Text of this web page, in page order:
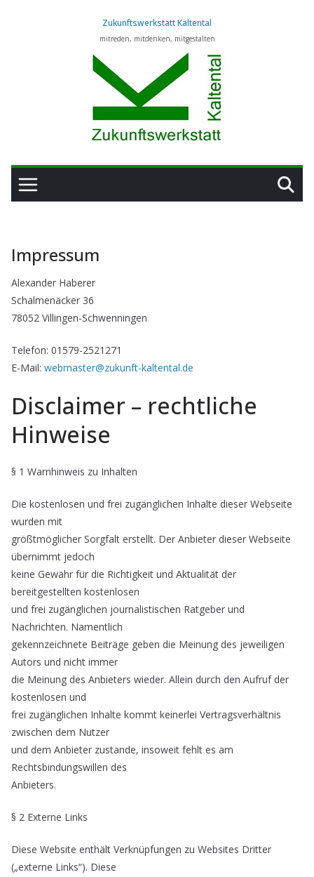
Zukunftswerkstatt Kaltental
mitreden, mitdenken, mitgestalten
Impressum
Alexander Haberer
Schalmenäcker 36
78052 Villingen-Schwenningen
Telefon: 01579-2521271
E-Mail: webmaster@zukunft-kaltental.de
Disclaimer – rechtliche
Hinweise
§ 1 Warnhinweis zu Inhalten
Die kostenlosen und frei zugänglichen Inhalte dieser Webseite
wurden mit
größtmöglicher Sorgfalt erstellt. Der Anbieter dieser Webseite
übernimmt jedoch
keine Gewähr für die Richtigkeit und Aktualität der
bereitgestellten kostenlosen
und frei zugänglichen journalistischen Ratgeber und
Nachrichten. Namentlich
gekennzeichnete Beiträge geben die Meinung des jeweiligen
Autors und nicht immer
die Meinung des Anbieters wieder. Allein durch den Aufruf der
kostenlosen und
frei zugänglichen Inhalte kommt keinerlei Vertragsverhältnis
zwischen dem Nutzer
und dem Anbieter zustande, insoweit fehlt es am
Rechtsbindungswillen des
Anbieters.
§ 2 Externe Links
Diese Website enthält Verknüpfungen zu Websites Dritter
(„externe Links“). Diese